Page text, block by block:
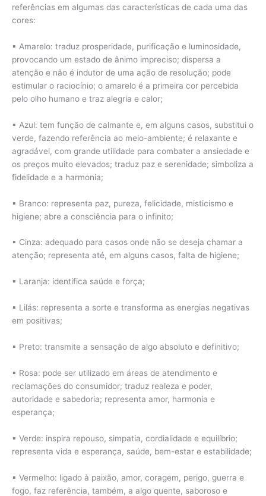
referências em algumas das características de cada uma das
cores:
▪ Amarelo: traduz prosperidade, purificação e luminosidade,
provocando um estado de ânimo impreciso; dispersa a
atenção e não é indutor de uma ação de resolução; pode
estimular o raciocínio; o amarelo é a primeira cor percebida
pelo olho humano e traz alegria e calor;
▪ Azul: tem função de calmante e, em alguns casos, substitui o
verde, fazendo referência ao meio-ambiente; é relaxante e
agradável, com grande utilidade para combater a ansiedade e
os preços muito elevados; traduz paz e serenidade; simboliza a
fidelidade e a harmonia;
▪ Branco: representa paz, pureza, felicidade, misticismo e
higiene; abre a consciência para o infinito;
▪ Cinza: adequado para casos onde não se deseja chamar a
atenção; representa até, em alguns casos, falta de higiene;
▪ Laranja: identifica saúde e força;
▪ Lilás: representa a sorte e transforma as energias negativas
em positivas;
▪ Preto: transmite a sensação de algo absoluto e definitivo;
▪ Rosa: pode ser utilizado em áreas de atendimento e
reclamações do consumidor; traduz realeza e poder,
autoridade e sabedoria; representa amor, harmonia e
esperança;
▪ Verde: inspira repouso, simpatia, cordialidade e equilíbrio;
representa vida e esperança, saúde, bem-estar e estabilidade;
▪ Vermelho: ligado à paixão, amor, coragem, perigo, guerra e
fogo, faz referência, também, a algo quente, saboroso e